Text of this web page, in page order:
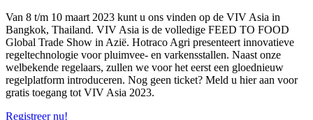
Van 8 t/m 10 maart 2023 kunt u ons vinden op de VIV Asia in
Bangkok, Thailand. VIV Asia is de volledige FEED TO FOOD
Global Trade Show in Azië. Hotraco Agri presenteert innovatieve
regeltechnologie voor pluimvee- en varkensstallen. Naast onze
welbekende regelaars, zullen we voor het eerst een gloednieuw
regelplatform introduceren. Nog geen ticket? Meld u hier aan voor
gratis toegang tot VIV Asia 2023.
Registreer nu!